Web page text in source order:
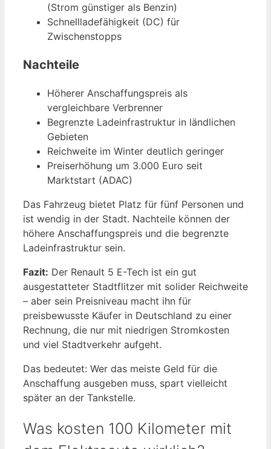
(Strom günstiger als Benzin)
Schnellladefähigkeit (DC) für
Zwischenstopps
Nachteile
Höherer Anschaffungspreis als
vergleichbare Verbrenner
Begrenzte Ladeinfrastruktur in ländlichen
Gebieten
Reichweite im Winter deutlich geringer
Preiserhöhung um 3.000 Euro seit
Marktstart (ADAC)
Das Fahrzeug bietet Platz für fünf Personen und
ist wendig in der Stadt. Nachteile können der
höhere Anschaffungspreis und die begrenzte
Ladeinfrastruktur sein.
Fazit: Der Renault 5 E-Tech ist ein gut
ausgestatteter Stadtflitzer mit solider Reichweite
– aber sein Preisniveau macht ihn für
preisbewusste Käufer in Deutschland zu einer
Rechnung, die nur mit niedrigen Stromkosten
und viel Stadtverkehr aufgeht.
Das bedeutet: Wer das meiste Geld für die
Anschaffung ausgeben muss, spart vielleicht
später an der Tankstelle.
Was kosten 100 Kilometer mit